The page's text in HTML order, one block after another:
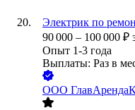
Электрик по
90 000 – 100 000 ₽
Опыт 1-3 года
Выплаты: Раз в
ООО